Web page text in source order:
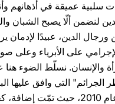
سلبية عميقة في أذهانهم
لنضمن ألّا يصبح الشبان
ورجال الدين، عبيدًا لإدمان
على الأبرياء وعلى
والإنسان. نسلّط الضوء هنا
الجرائم" التي وافق عليها
عشر في عام 2010، حيث تمّت